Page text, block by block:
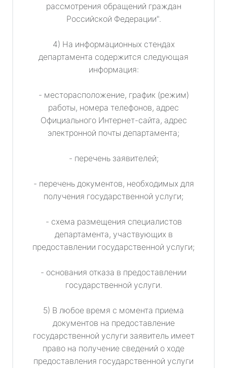
рассмотрения обращений граждан
Российской Федерации".
4) На информационных стендах
департамента содержится следующая
информация:
- месторасположение, график (режим)
работы, номера телефонов, адрес
Официального Интернет-сайта, адрес
электронной почты департамента;
- перечень заявителей;
- перечень документов, необходимых для
получения государственной услуги;
- схема размещения специалистов
департамента, участвующих в
предоставлении государственной услуги;
- основания отказа в предоставлении
государственной услуги.
5) В любое время с момента приема
документов на предоставление
государственной услуги заявитель имеет
право на получение сведений о ходе
предоставления государственной услуги